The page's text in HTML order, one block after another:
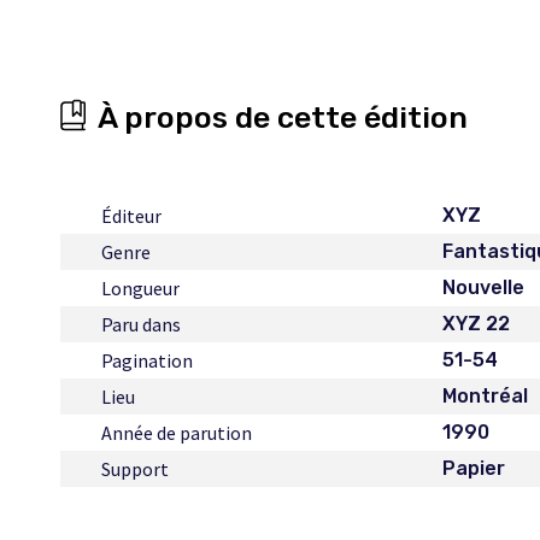
À propos de cette édition
Éditeur XYZ
Genre
Longueur Nouvelle
Paru dans XYZ 22
Pagination 51-54
Lieu Montréal
Année de parution 1990
Support Papier